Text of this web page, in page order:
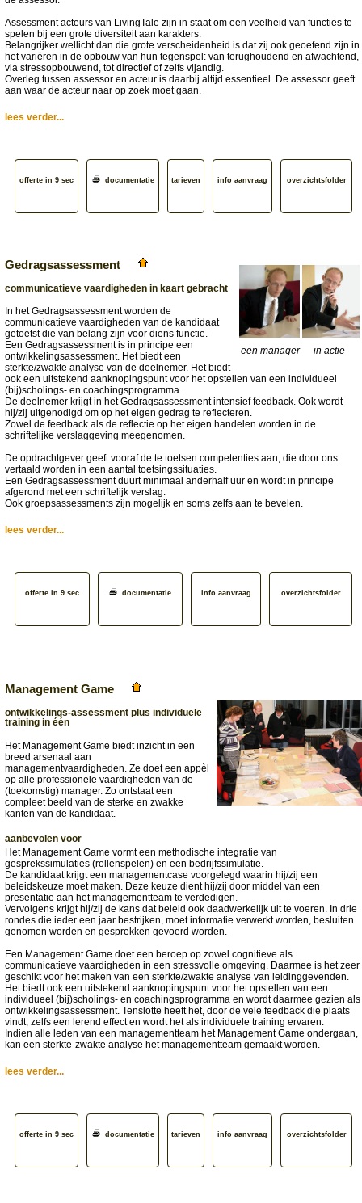
Assessment acteurs van LivingTale zijn in staat om een veelheid van functies te
spelen bij een grote diversiteit aan karakters.
Belangrijker wellicht dan die grote verscheidenheid is dat zij ook geoefend zijn in
het variëren in de opbouw van hun tegenspel: van terughoudend en afwachtend,
via stressopbouwend, tot directief of zelfs vijandig.
Overleg tussen assessor en acteur is daarbij altijd essentieel. De assessor geeft
aan waar de acteur naar op zoek moet gaan.
lees verder...
offerte in 9 sec documentatie tarieven info aanvraag overzichtsfolder
een manager in actie
Gedragsassessment
communicatieve vaardigheden in kaart gebracht
In het Gedragsassessment worden de
communicatieve vaardigheden van de kandidaat
getoetst die van belang zijn voor diens functie.
Een Gedragsassessment is in principe een
ontwikkelingsassessment. Het biedt een
sterkte/zwakte analyse van de deelnemer. Het biedt
ook een uitstekend aanknopingspunt voor het opstellen van een individueel
(bij)scholings- en coachingsprogramma.
De deelnemer krijgt in het Gedragsassessment intensief feedback. Ook wordt
hij/zij uitgenodigd om op het eigen gedrag te reflecteren.
Zowel de feedback als de reflectie op het eigen handelen worden in de
schriftelijke verslaggeving meegenomen.
De opdrachtgever geeft vooraf de te toetsen competenties aan, die door ons
vertaald worden in een aantal toetsingssituaties.
Een Gedragsassessment duurt minimaal anderhalf uur en wordt in principe
afgerond met een schriftelijk verslag.
Ook groepsassessments zijn mogelijk en soms zelfs aan te bevelen.
lees verder...
offerte in 9 sec documentatie info aanvraag overzichtsfolder
Management Game
ontwikkelings-assessment plus individuele
training in één
Het Management Game biedt inzicht in een
breed arsenaal aan
managementvaardigheden. Ze doet een appèl
op alle professionele vaardigheden van de
(toekomstig) manager. Zo ontstaat een
compleet beeld van de sterke en zwakke
kanten van de kandidaat.
aanbevolen voor
Het Management Game vormt een methodische integratie van
gesprekssimulaties (rollenspelen) en een bedrijfssimulatie.
De kandidaat krijgt een managementcase voorgelegd waarin hij/zij een
beleidskeuze moet maken. Deze keuze dient hij/zij door middel van een
presentatie aan het managementteam te verdedigen.
Vervolgens krijgt hij/zij de kans dat beleid ook daadwerkelijk uit te voeren. In drie
rondes die ieder een jaar bestrijken, moet informatie verwerkt worden, besluiten
genomen worden en gesprekken gevoerd worden.
Een Management Game doet een beroep op zowel cognitieve als
communicatieve vaardigheden in een stressvolle omgeving. Daarmee is het zeer
geschikt voor het maken van een sterkte/zwakte analyse van leidinggevenden.
Het biedt ook een uitstekend aanknopingspunt voor het opstellen van een
individueel (bij)scholings- en coachingsprogramma en wordt daarmee gezien als
ontwikkelingsassessment. Tenslotte heeft het, door de vele feedback die plaats
vindt, zelfs een lerend effect en wordt het als individuele training ervaren.
Indien alle leden van een managementteam het Management Game ondergaan,
kan een sterkte-zwakte analyse het managementteam gemaakt worden.
lees verder...
offerte in 9 sec documentatie tarieven info aanvraag overzichtsfolder